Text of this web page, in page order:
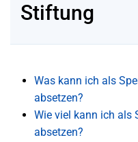
Stiftung
Was kann ich als
absetzen?
Wie viel kann ich als
absetzen?